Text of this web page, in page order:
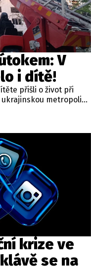
V
i dítě!
přišli o život při
metropoli
krize ve
se na